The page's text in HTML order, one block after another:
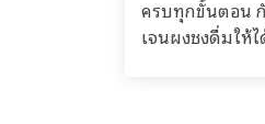
ครบทุกขั้นตอน
เจนผงชงดื่มให้